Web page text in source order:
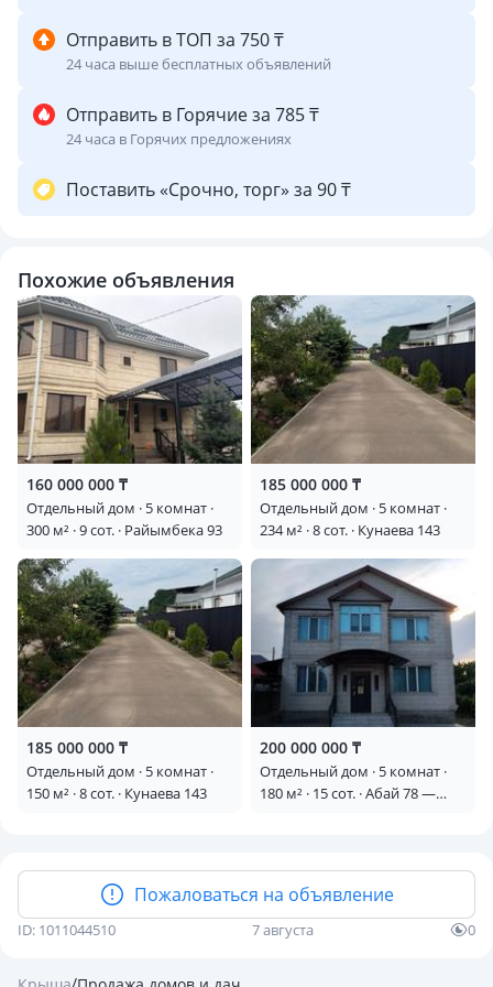
Отправить в ТОП за 750 ₸
24 часа выше бесплатных объявлений
Отправить в Горячие за 785 ₸
24 часа в Горячих предложениях
Поставить «Срочно, торг» за 90 ₸
Похожие объявления
160 000 000 ₸
Отдельный дом · 5 комнат ·
300 м² · 9 сот. · Райымбека 93
185 000 000 ₸
Отдельный дом · 5 комнат ·
234 м² · 8 сот. · Кунаева 143
185 000 000 ₸
Отдельный дом · 5 комнат ·
150 м² · 8 сот. · Кунаева 143
200 000 000 ₸
Отдельный дом · 5 комнат ·
180 м² · 15 сот. · Абай 78 —
Пожаловаться на объявление
ID: 1011044510 7 августа 0